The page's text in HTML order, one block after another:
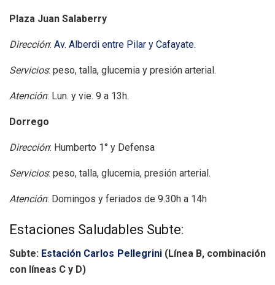
Plaza Juan Salaberry
Dirección: Av. Alberdi entre Pilar y Cafayate.
Servicios: peso, talla, glucemia y presión arterial.
Atención: Lun. y vie. 9 a 13h.
Dorrego
Dirección: Humberto 1° y Defensa
Servicios: peso, talla, glucemia, presión arterial.
Atención: Domingos y feriados de 9.30h a 14h
Estaciones Saludables Subte:
Subte: Estación Carlos Pellegrini(Línea B, combinación
con líneas C y D)